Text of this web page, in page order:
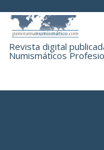
Revista digital
Numismáticos